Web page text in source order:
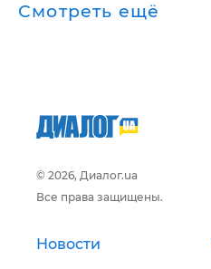
Смотреть ещё
© 2026, Диалог.ua
Все права защищены.
Новости